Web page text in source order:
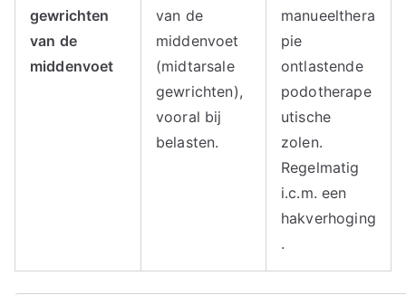
gewrichten
van de
middenvoet
van de
middenvoet
(midtarsale
gewrichten),
vooral bij
belasten.
manueelthera
pie
ontlastende
podotherape
utische
zolen.
Regelmatig
i.c.m. een
hakverhoging
.